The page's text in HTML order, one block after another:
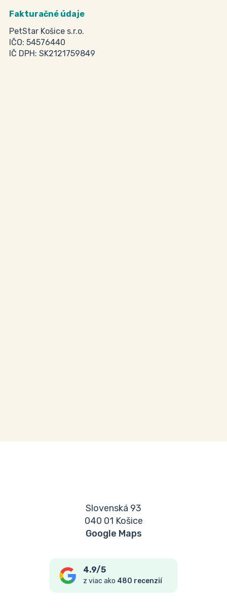
Fakturačné údaje
PetStar Košice s.r.o.
IČO: 54576440
IČ DPH: SK2121759849
Slovenská 93
040 01 Košice
Google Maps
4.9/5
z viac ako 480 recenzií